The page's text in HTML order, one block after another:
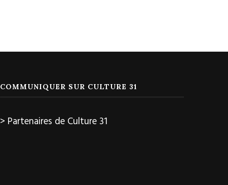
COMMUNIQUER SUR CULTURE 31
> Partenaires de Culture 31